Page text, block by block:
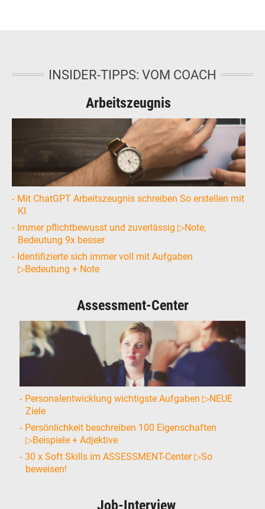
INSIDER-TIPPS: VOM COACH
Arbeitszeugnis
Mit ChatGPT Arbeitszeugnis schreiben So erstellen mit
KI
Immer pflichtbewusst und zuverlässig ▷Note,
Bedeutung 9x besser
Identifizierte sich immer voll mit Aufgaben
▷Bedeutung + Note
Assessment-Center
Personalentwicklung wichtigste Aufgaben ▷NEUE
Ziele
Persönlichkeit beschreiben 100 Eigenschaften
▷Beispiele + Adjektive
30 x Soft Skills im ASSESSMENT-Center ▷So
beweisen!
Job-Interview